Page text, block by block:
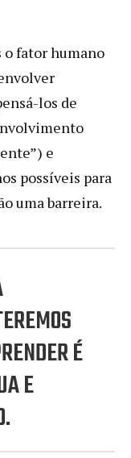
fator humano
los de
e
possíveis para
uma barreira.
É
E